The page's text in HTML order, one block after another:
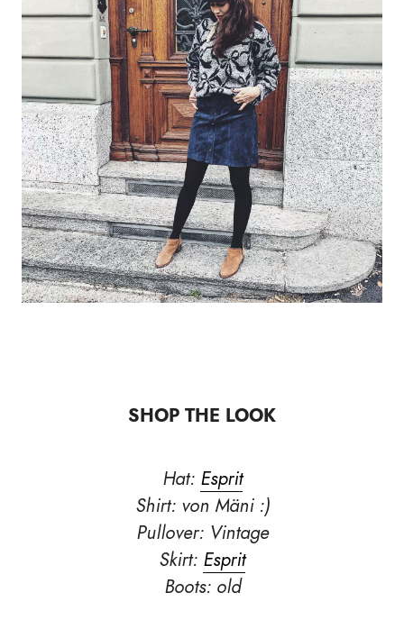
SHOP THE LOOK
Hat: Esprit
Shirt: von Mäni :)
Pullover: Vintage
Skirt: Esprit
Boots: old